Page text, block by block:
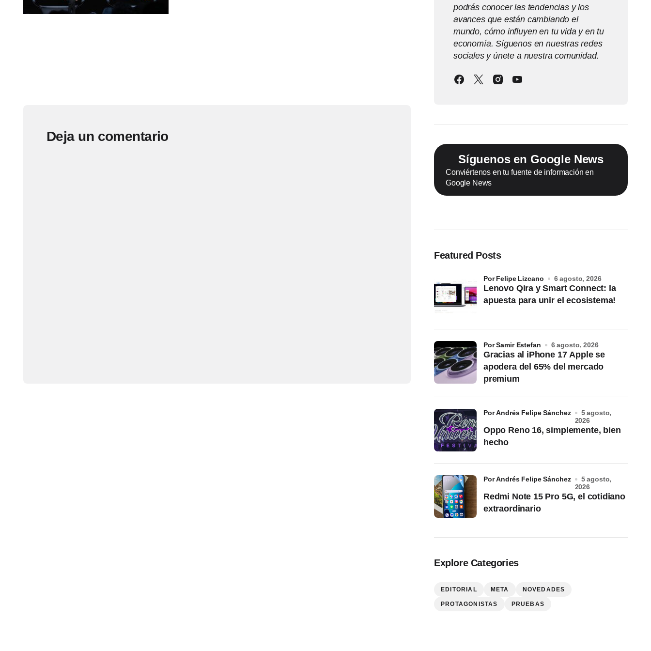
Deja un comentario
podrás conocer las tendencias y los
avances que están cambiando el
mundo, cómo influyen en tu vida y en tu
economía. Síguenos en nuestras redes
sociales y únete a nuestra comunidad.
Síguenos en Google News
Conviértenos en tu fuente de información en
Google News
Featured Posts
Lenovo Qira y Smart Connect: la
apuesta para unir el ecosistema!
por Felipe Lizcano 6 agosto, 2026
Gracias al iPhone 17 Apple se
apodera del 65% del mercado
premium
por Samir Estefan 6 agosto, 2026
Oppo Reno 16, simplemente, bien
hecho
por Andrés Felipe Sánchez
5 agosto,
2026
Redmi Note 15 Pro 5G, el cotidiano
extraordinario
por Andrés Felipe Sánchez
5 agosto,
2026
Explore Categories
EDITORIAL META NOVEDADES
PROTAGONISTAS PRUEBAS